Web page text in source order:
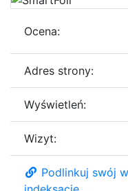
Ocena:
Adres strony:
Wyświetleń:
Wizyt:
Podlinkuj swój